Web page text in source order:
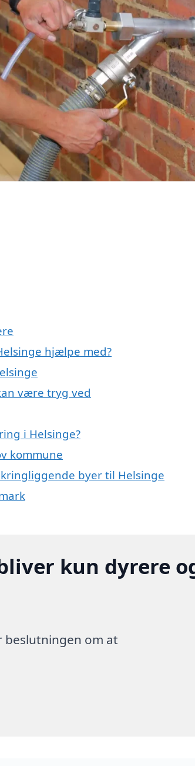
hjælpe med?
være tryg ved
i Helsinge?
kommune
byer til Helsinge
kun dyrere
beslutningen om at